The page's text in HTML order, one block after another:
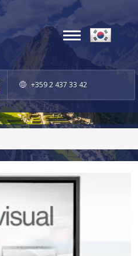
+359 2 437 33 42
Toggle
navigation